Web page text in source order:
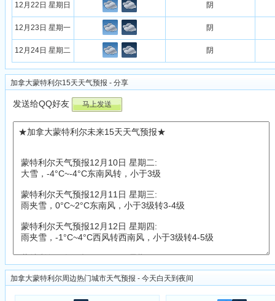
12月22日 星期日 阴
12月23日 星期一 阴
12月24日 星期二 阴
加拿大蒙特利尔15天天气预报 - 分享
发送给QQ好友
加拿大蒙特利尔周边热门城市天气预报 - 今天白天到夜间